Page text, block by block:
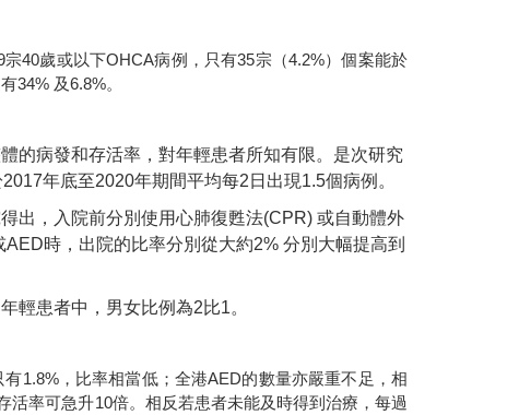
宗40歲或以下OHCA病例，只有35宗（4.2%）個案能於
34% 及6.8%。
的病發和存活率，對年輕患者所知有限。是次研究
2017年底至2020年期間平均每2 日出現1.5個病例。
出，入院前分別使用心肺復甦法(CPR) 或自動體外
AED時，出院的比率分別從大約2% 分別大幅提高到
輕患者中，男女比例為2比1。
有1.8%，比率相當低；全港AED的數量亦嚴重不足，相
活率可急升10倍。相反若患者未能及時得到治療，每過